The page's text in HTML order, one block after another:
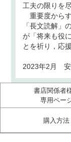
工夫の限りを
重要度から
「長文読解」
が「将来も役
とを祈り，応
2023年2月 安
書店関係者
専用ペー
購入方法